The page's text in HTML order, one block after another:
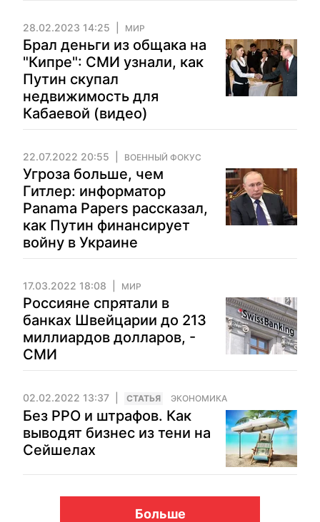
28.02.2023 14:25 МИР
Брал деньги из общака на
"Кипре": СМИ узнали, как
Путин скупал
недвижимость для
Кабаевой (видео)
22.07.2022 20:55 ВОЕННЫЙ ФОКУС
Угроза больше, чем
Гитлер: информатор
Panama Papers рассказал,
как Путин финансирует
войну в Украине
17.03.2022 18:08 МИР
Россияне спрятали в
банках Швейцарии до 213
миллиардов долларов, -
СМИ
02.02.2022 13:37 CТАТЬЯ ЭКОНОМИКА
Без РРО и штрафов. Как
выводят бизнес из тени на
Сейшелах
Больше